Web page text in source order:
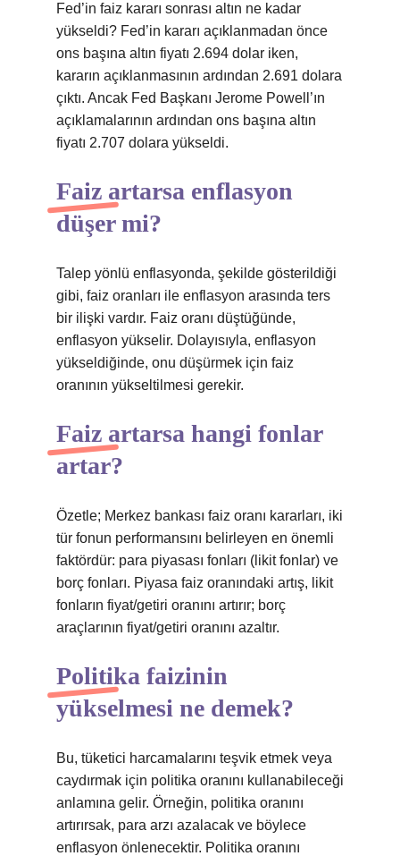
Fed’in faiz kararı sonrası altın ne kadar
yükseldi? Fed’in kararı açıklanmadan önce
ons başına altın fiyatı 2.694 dolar iken,
kararın açıklanmasının ardından 2.691 dolara
çıktı. Ancak Fed Başkanı Jerome Powell’ın
açıklamalarının ardından ons başına altın
fiyatı 2.707 dolara yükseldi.
Faiz artarsa enflasyon
düşer mi?
Talep yönlü enflasyonda, şekilde gösterildiği
gibi, faiz oranları ile enflasyon arasında ters
bir ilişki vardır. Faiz oranı düştüğünde,
enflasyon yükselir. Dolayısıyla, enflasyon
yükseldiğinde, onu düşürmek için faiz
oranının yükseltilmesi gerekir.
Faiz artarsa hangi fonlar
artar?
Özetle; Merkez bankası faiz oranı kararları, iki
tür fonun performansını belirleyen en önemli
faktördür: para piyasası fonları (likit fonlar) ve
borç fonları. Piyasa faiz oranındaki artış, likit
fonların fiyat/getiri oranını artırır; borç
araçlarının fiyat/getiri oranını azaltır.
Politika faizinin
yükselmesi ne demek?
Bu, tüketici harcamalarını teşvik etmek veya
caydırmak için politika oranını kullanabileceği
anlamına gelir. Örneğin, politika oranını
artırırsak, para arzı azalacak ve böylece
enflasyon önlenecektir. Politika oranını